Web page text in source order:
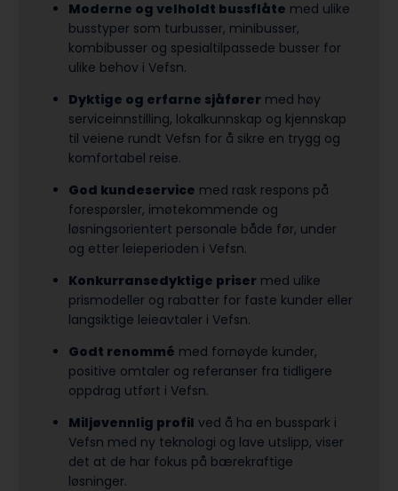
Moderne og velholdt bussflåte med ulike
busstyper som turbusser, minibusser,
kombibusser og spesialtilpassede busser for
ulike behov i Vefsn.
Dyktige og erfarne sjåfører med høy
serviceinnstilling, lokalkunnskap og kjennskap
til veiene rundt Vefsn for å sikre en trygg og
komfortabel reise.
God kundeservice med rask respons på
forespørsler, imøtekommende og
løsningsorientert personale både før, under
og etter leieperioden i Vefsn.
Konkurransedyktige priser med ulike
prismodeller og rabatter for faste kunder eller
langsiktige leieavtaler i Vefsn.
Godt renommé med fornøyde kunder,
positive omtaler og referanser fra tidligere
oppdrag utført i Vefsn.
Miljøvennlig profil ved å ha en busspark i
Vefsn med ny teknologi og lave utslipp, viser
det at de har fokus på bærekraftige
løsninger.